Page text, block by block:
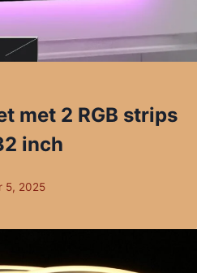
met 2 RGB strips
inch
5, 2025